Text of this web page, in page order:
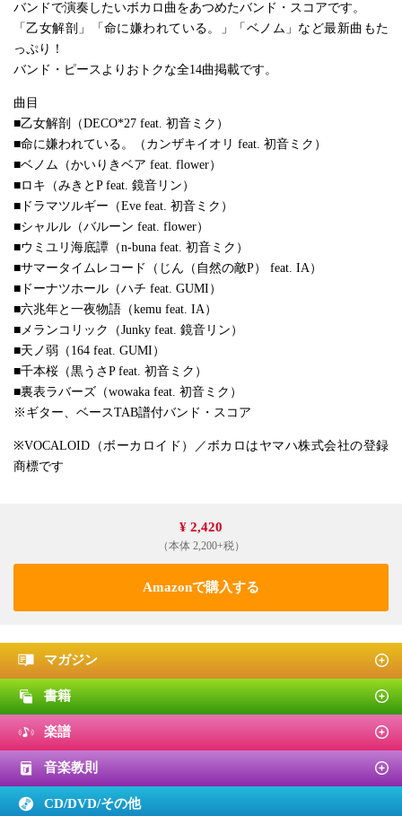
バンドで演奏したいボカロ曲をあつめたバンド・スコアです。
「乙女解剖」「命に嫌われている。」「ベノム」など最新曲もた
っぷり！
バンド・ピースよりおトクな全14曲掲載です。
曲目
■乙女解剖（DECO*27 feat. 初音ミク）
■命に嫌われている。（カンザキイオリ feat. 初音ミク）
■ベノム（かいりきベア feat. flower）
■ロキ（みきとP feat. 鏡音リン）
■ドラマツルギー（Eve feat. 初音ミク）
■シャルル（バルーン feat. flower）
■ウミユリ海底譚（n-buna feat. 初音ミク）
■サマータイムレコード（じん（自然の敵P） feat. IA）
■ドーナツホール（ハチ feat. GUMI）
■六兆年と一夜物語（kemu feat. IA）
■メランコリック（Junky feat. 鏡音リン）
■天ノ弱（164 feat. GUMI）
■千本桜（黒うさP feat. 初音ミク）
■裏表ラバーズ（wowaka feat. 初音ミク）
※ギター、ベースTAB譜付バンド・スコア
※VOCALOID（ボーカロイド）／ボカロはヤマハ株式会社の登録
商標です
¥ 2,420
（本体 2,200+税）
Amazonで購入する
マガジン
書籍
楽譜
音楽教則
CD/DVD/その他